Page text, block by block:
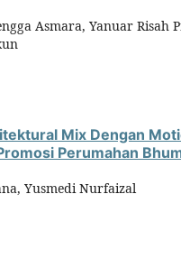
Asmara, Yanuar Risah
Mix Dengan
Perumahan
Yusmedi Nurfaizal